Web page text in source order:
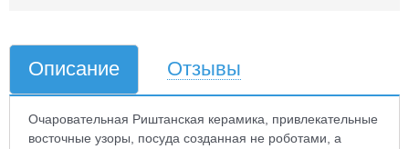
Описание Отзывы
Очаровательная Риштанская керамика, привлекательные
восточные узоры, посуда созданная не роботами, а